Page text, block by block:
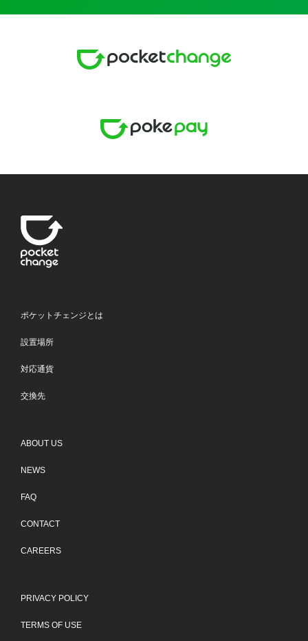
ポケットチェンジとは
設置場所
対応通貨
交換先
ABOUT US
NEWS
FAQ
CONTACT
CAREERS
PRIVACY POLICY
TERMS OF USE